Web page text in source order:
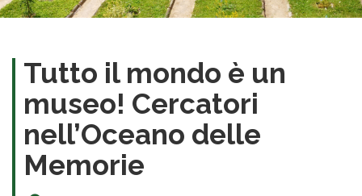
Tutto il mondo è un
museo! Cercatori
nell’Oceano delle
Memorie